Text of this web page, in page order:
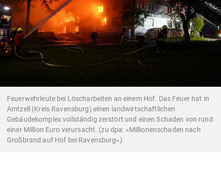
Feuerwehrleute bei Löscharbeiten an einem Hof. Das Feuer hat in
Amtzell (Kreis Ravensburg) einen landwirtschaftlichen
Gebäudekomplex vollständig zerstört und einen Schaden von rund
einer Million Euro verursacht. (zu dpa: «Millionenschaden nach
Großbrand auf Hof bei Ravensburg»)